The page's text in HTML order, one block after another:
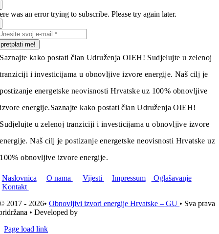
was an error trying to subscribe. Please try again later.
pretplati me!
Saznajte kako postati član Udruženja OIEH! Sudjelujte u zelenoj
tranziciji i investicijama u obnovljive izvore energije. Naš cilj je
postizanje energetske neovisnosti Hrvatske uz 100% obnovljive
izvore energije.Saznajte kako postati član Udruženja OIEH!
Sudjelujte u zelenoj tranziciji i investicijama u obnovljive izvore
energije. Naš cilj je postizanje energetske neovisnosti Hrvatske uz
100% obnovljive izvore energije.
Naslovnica O nama Vijesti Impressum
Oglašavanje
Kontakt
2017 - 2026•Obnovljivi izvori energije Hrvatske – GU • Sva prava
• Developed by
Page load link